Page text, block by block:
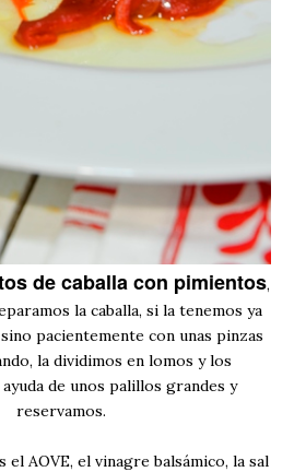
de caballa con pimientos,
la caballa, si la tenemos ya
pacientemente con unas pinzas
la dividimos en lomos y los
de unos palillos grandes y
reservamos.
el AOVE, el vinagre balsámico, la sal